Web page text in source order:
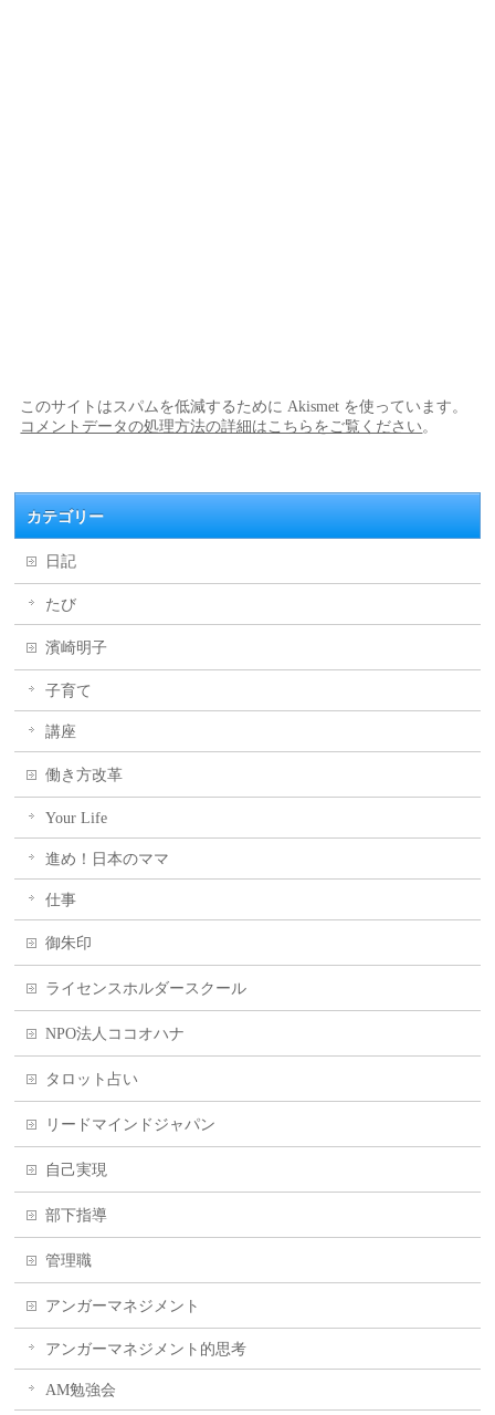
このサイトはスパムを低減するために Akismet を使っています。
コメントデータの処理方法の詳細はこちらをご覧ください。
カテゴリー
日記
たび
濱崎明子
子育て
講座
働き方改革
Your Life
進め！日本のママ
仕事
御朱印
ライセンスホルダースクール
NPO法人ココオハナ
タロット占い
リードマインドジャパン
自己実現
部下指導
管理職
アンガーマネジメント
アンガーマネジメント的思考
AM勉強会